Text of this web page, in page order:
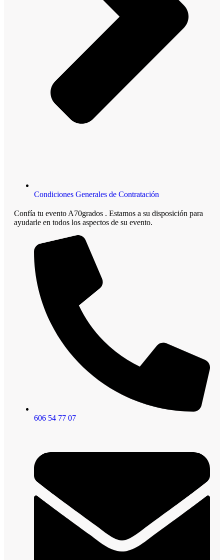
Condiciones Generales de Contratación
Confía tu evento A70grados . Estamos a su disposición para
ayudarle en todos los aspectos de su evento.
606 54 77 07